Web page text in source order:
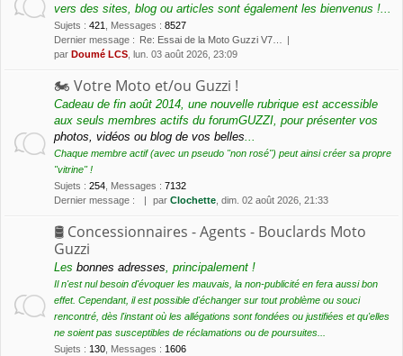
vers des sites, blog ou articles sont également les bienvenus !...
Sujets : 421 Messages : 8527
Dernier message : Re: Essai de la Moto Guzzi V7…
par Doumé LCS , lun. 03 août 2026, 23:09
🏍 Votre Moto et/ou Guzzi !
Cadeau de fin août 2014, une nouvelle rubrique est accessible
aux seuls membres actifs du forumGUZZI, pour présenter vos
photos, vidéos ou blog de vos belles
Chaque membre actif (avec un pseudo "non rosé") peut ainsi créer sa propre
"vitrine" !
Sujets : 254 Messages : 7132
Dernier message :
par Clochette , dim. 02 août 2026, 21:33
🛢 Concessionnaires - Agents - Bouclards Moto
Guzzi
Les bonnes adresses , principalement !
Il n'est nul besoin d'évoquer les mauvais, la non-publicité en fera aussi bon
effet. Cependant, il est possible d'échanger sur tout problème ou souci
rencontré, dès l'instant où les allégations sont fondées ou justifiées et qu'elles
ne soient pas susceptibles de réclamations ou de poursuites...
Sujets : 130 Messages : 1606